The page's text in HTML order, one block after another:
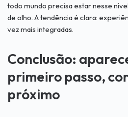
todo mundo precisa estar nesse
de olho. A tendência é clara:
vez mais integradas.
Conclusão:
primeiro passo,
próximo